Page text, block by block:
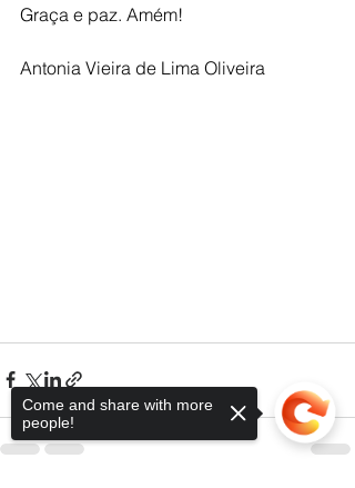
Graça e paz. Amém!
Antonia Vieira de Lima Oliveira
Come and share with more
people!